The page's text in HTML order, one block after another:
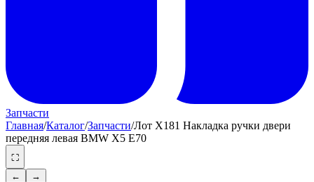
Запчасти
Главная/Каталог/Запчасти/Лот X181 Накладка ручки двери
передняя левая BMW X5 E70
⛶
←
→